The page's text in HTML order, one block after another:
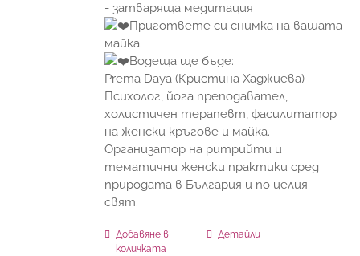
- затваряща медитация
Пригответе си снимка на вашата
майка.
Водеща ще бъде:
Prema Daya (Кристина Хаджиева)
Психолог, йога преподавател,
холистичен терапевт, фасилитатор
на женски кръгове и майка.
Организатор на ритрийти и
тематични женски практики сред
природата в България и по целия
свят.
Добавяне в
количката
Детайли